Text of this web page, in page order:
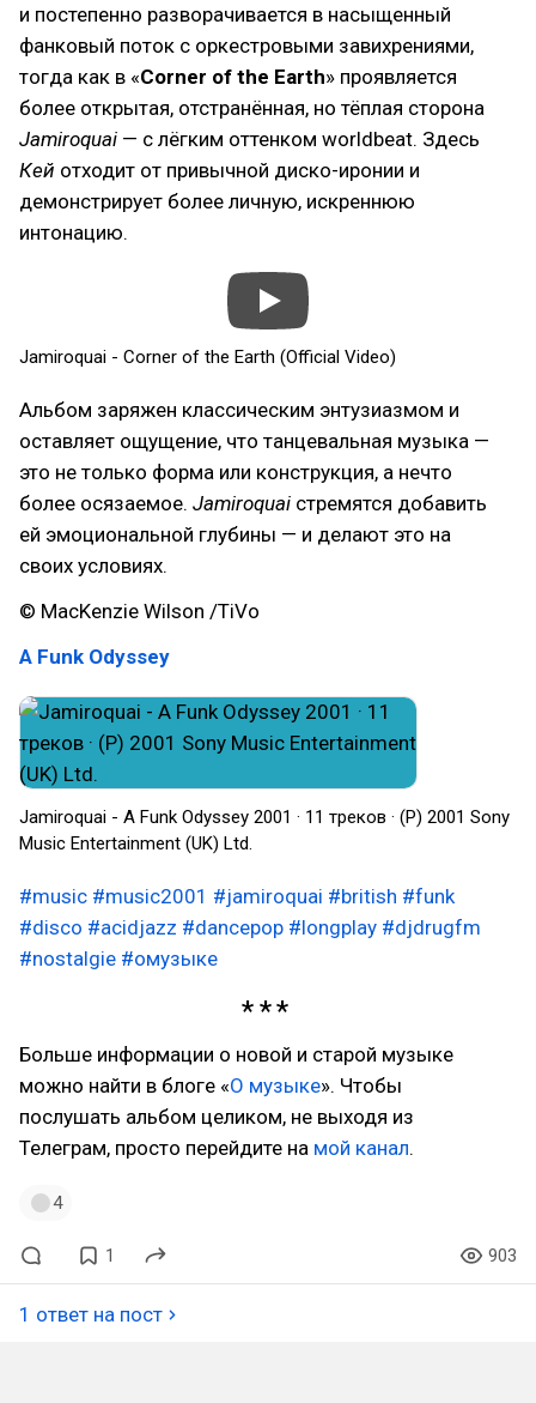
и постепенно разворачивается в насыщенный
фанковый поток с оркестровыми завихрениями,
тогда как в «Corner of the Earth» проявляется
более открытая, отстранённая, но тёплая сторона
Jamiroquai — с лёгким оттенком worldbeat. Здесь
Кей отходит от привычной диско-иронии и
демонстрирует более личную, искреннюю
интонацию.
Jamiroquai - Corner of the Earth (Official Video)
Альбом заряжен классическим энтузиазмом и
оставляет ощущение, что танцевальная музыка —
это не только форма или конструкция, а нечто
более осязаемое. Jamiroquai стремятся добавить
ей эмоциональной глубины — и делают это на
своих условиях.
© MacKenzie Wilson /TiVo
A Funk Odyssey
Jamiroquai - A Funk Odyssey 2001 · 11 треков · (P) 2001 Sony
Music Entertainment (UK) Ltd.
#music #music2001 #jamiroquai #british #funk
#disco #acidjazz #dancepop #longplay #djdrugfm
#nostalgie #омузыке
Больше информации о новой и старой музыке
можно найти в блоге «О музыке». Чтобы
послушать альбом целиком, не выходя из
Телеграм, просто перейдите на мой канал.
4
1 903
1 ответ на пост